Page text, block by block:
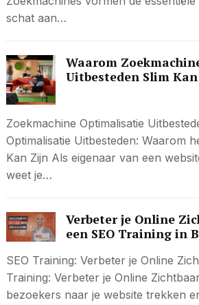
schat aan…
Waarom
Uitbesteden Slim
Zoekmachine Optimalisatie
Optimalisatie Uitbesteden: Waarom
Kan Zijn Als eigenaar van een
weet je…
Verbeter je Online
een SEO Training in
SEO Training: Verbeter je Online
Training: Verbeter je Online
bezoekers naar je website trekken